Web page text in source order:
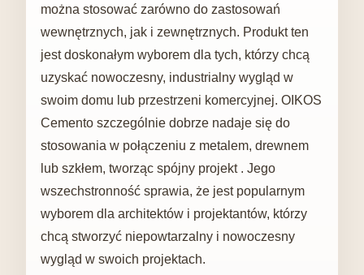
można stosować zarówno do zastosowań
wewnętrznych, jak i zewnętrznych. Produkt ten
jest doskonałym wyborem dla tych, którzy chcą
uzyskać nowoczesny, industrialny wygląd w
swoim domu lub przestrzeni komercyjnej. OIKOS
Cemento szczególnie dobrze nadaje się do
stosowania w połączeniu z metalem, drewnem
lub szkłem, tworząc spójny projekt . Jego
wszechstronność sprawia, że ​​jest popularnym
wyborem dla architektów i projektantów, którzy
chcą stworzyć niepowtarzalny i nowoczesny
wygląd w swoich projektach.